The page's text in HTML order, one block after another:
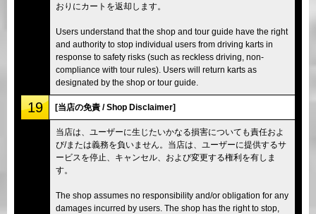
おりにカートを返却します。
Users understand that the shop and tour guide have the right
and authority to stop individual users from driving karts in
response to safety risks (such as reckless driving, non-
compliance with tour rules). Users will return karts as
designated by the shop or tour guide.
19 [当店の免責 / Shop Disclaimer]
当店は、ユーザーに生じたいかなる損害についても責任およ
び/または義務を負いません。当店は、ユーザーに提供するサ
ービスを停止、キャンセル、および変更する権利を有しま
す。
The shop assumes no responsibility and/or obligation for any
damages incurred by users. The shop has the right to stop,